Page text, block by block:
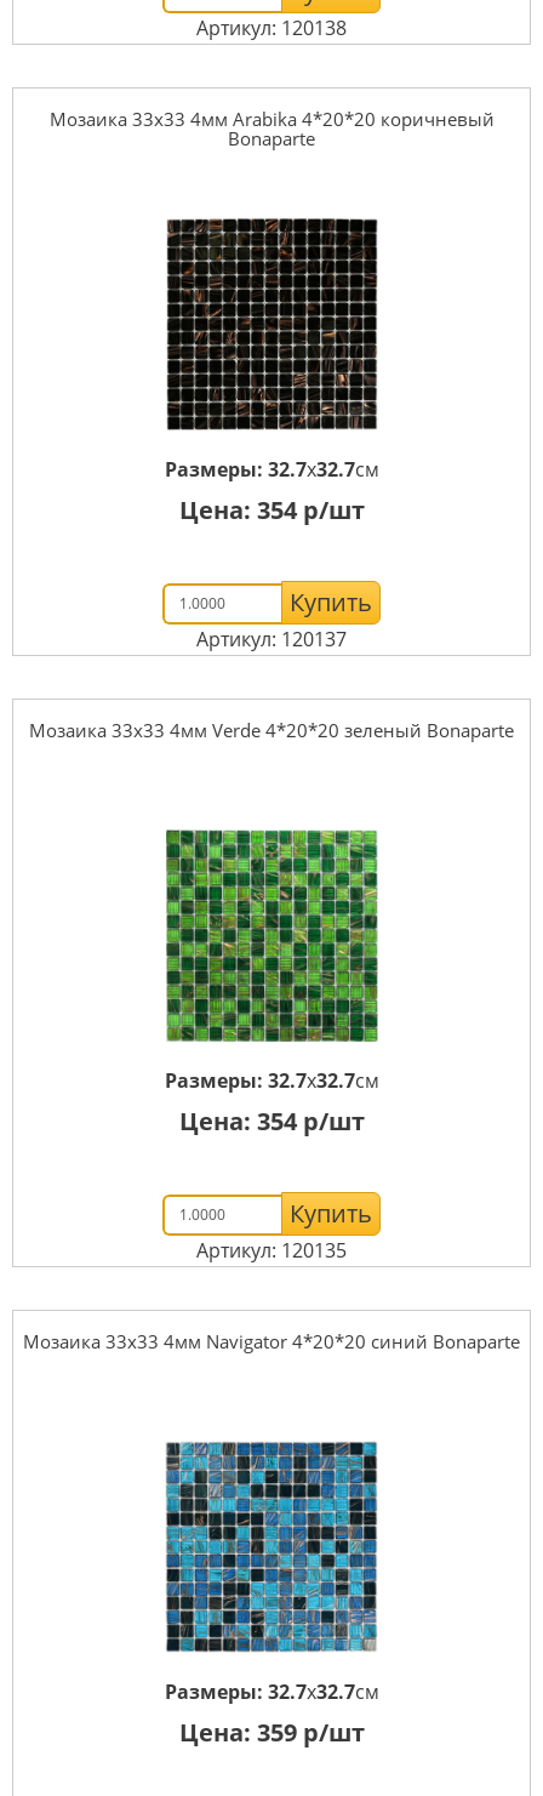
Артикул: 120138
Мозаика 33x33 4мм Arabika 4*20*20 коричневый
Bonaparte
Размеры: 32.7x32.7см
Цена: 354р/шт
Купить
Артикул: 120137
Мозаика 33x33 4мм Verde 4*20*20 зеленый Bonaparte
Размеры: 32.7x32.7см
Цена: 354р/шт
Купить
Артикул: 120135
Мозаика 33x33 4мм Navigator 4*20*20 синий Bonaparte
Размеры: 32.7x32.7см
Цена: 359р/шт